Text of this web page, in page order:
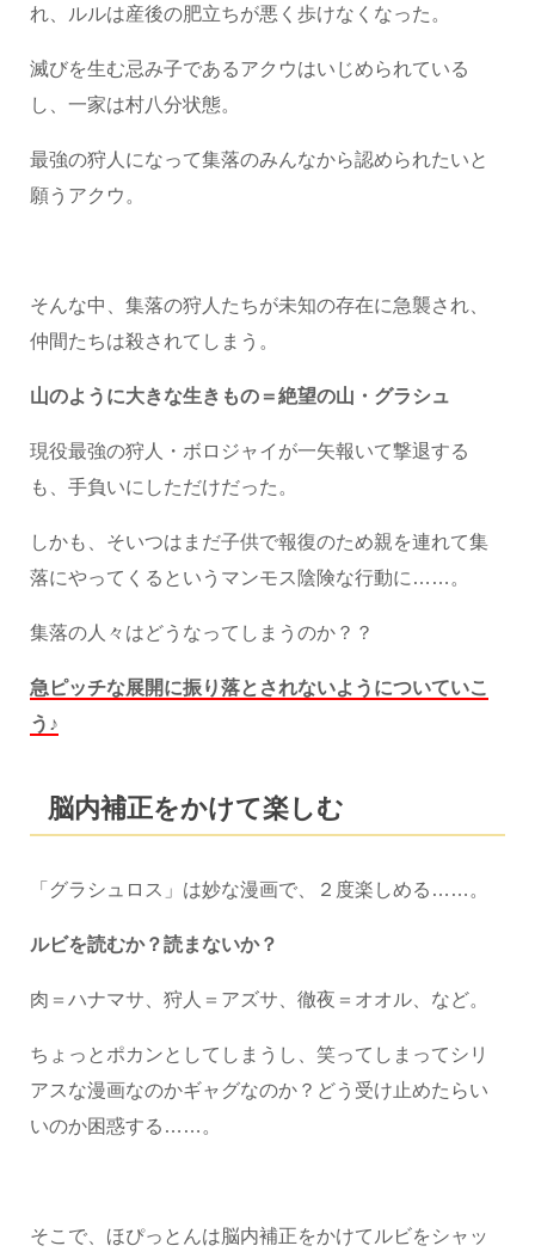
れ、ルルは産後の肥立ちが悪く歩けなくなった。
滅びを生む忌み子であるアクウはいじめられている
し、一家は村八分状態。
最強の狩人になって集落のみんなから認められたいと
願うアクウ。
そんな中、集落の狩人たちが未知の存在に急襲され、
仲間たちは殺されてしまう。
山のように大きな生きもの＝絶望の山・グラシュ
現役最強の狩人・ボロジャイが一矢報いて撃退する
も、手負いにしただけだった。
しかも、そいつはまだ子供で報復のため親を連れて集
落にやってくるというマンモス陰険な行動に……。
集落の人々はどうなってしまうのか？？
急ピッチな展開に振り落とされないようについていこ
う♪
脳内補正をかけて楽しむ
「グラシュロス」は妙な漫画で、２度楽しめる……。
ルビを読むか？読まないか？
肉＝ハナマサ、狩人＝アズサ、徹夜＝オオル、など。
ちょっとポカンとしてしまうし、笑ってしまってシリ
アスな漫画なのかギャグなのか？どう受け止めたらい
いのか困惑する……。
そこで、ほぴっとんは脳内補正をかけてルビをシャッ